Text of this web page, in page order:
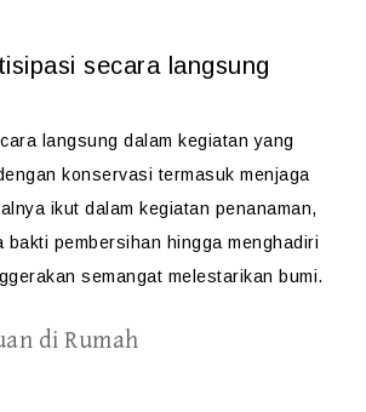
secara langsung
langsung dalam kegiatan yang
konservasi termasuk menjaga
ikut dalam kegiatan penanaman,
bakti pembersihan hingga menghadiri
semangat melestarikan bumi.
di Rumah